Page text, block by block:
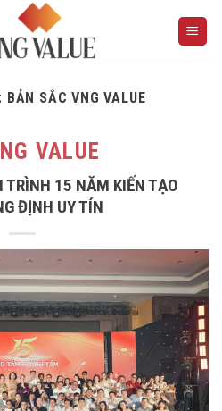
BẢN SẮC VNG VALUE
VALUE
TRÌNH 15 NĂM KIẾN TẠO
ĐỊNH UY TÍN